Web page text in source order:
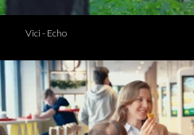
Vici - Echo